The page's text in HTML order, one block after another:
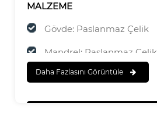
MALZEME
Gövde: Paslanmaz Çelik
Mandrel: Paslanmaz Çelik
SONA ERMEK
Daha Fazlasını Görüntüle